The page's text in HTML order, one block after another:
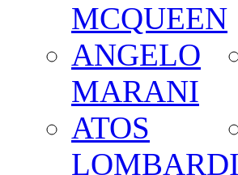
MCQUEEN
ANGELO
MARANI
ATOS